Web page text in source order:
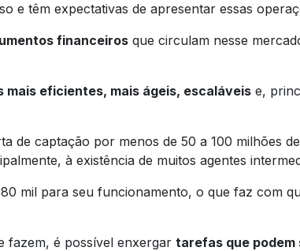
e têm expectativas de apresentar essas
financeiros que circulam nesse
eficientes, mais ágeis, escaláveis e,
de captação por menos de 50 a 100 milhões
à existência de muitos agentes
mil para seu funcionamento, o que faz com
fazem, é possível enxergar tarefas que